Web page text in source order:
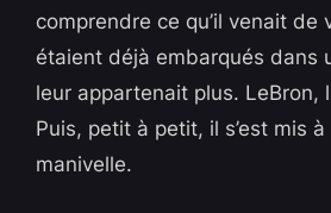
comprendre ce qu’il venait de
étaient déjà embarqués dans
leur appartenait plus. LeBron,
Puis, petit à petit, il s’est mis
manivelle.